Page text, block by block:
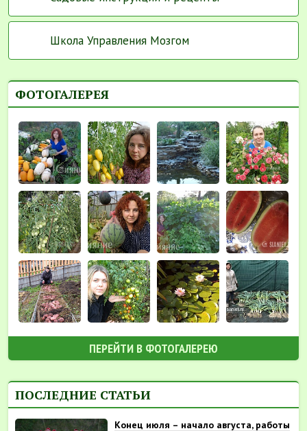
Школа Управления Мозгом
ФОТОГАЛЕРЕЯ
ПЕРЕЙТИ В ФОТОГАЛЕРЕЮ
ПОСЛЕДНИЕ СТАТЬИ
Конец июля – начало августа, работы